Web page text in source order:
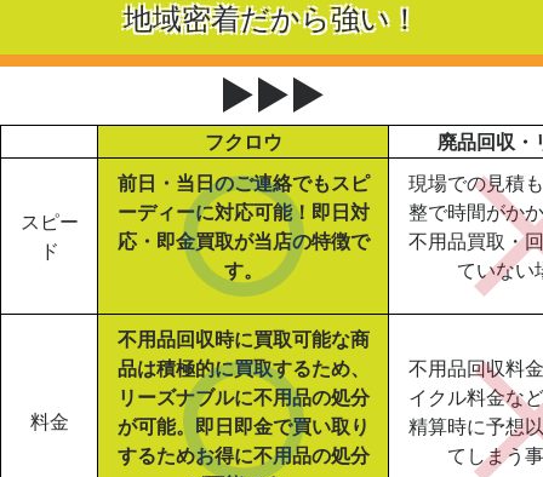
地域密着だから強い！
▶▶▶
フクロウ 廃品回収・
スピー
ド
前日・当日のご連絡でもスピ
ーディーに対応可能！即日対
応・即金買取が当店の特徴で
す。
現場での見積
整で時間がか
不用品買取・
ていない
料金
不用品回収時に買取可能な商
品は積極的に買取するため、
リーズナブルに不用品の処分
が可能。即日即金で買い取り
するためお得に不用品の処分
不用品回収料
イクル料金な
精算時に予想
てしまう